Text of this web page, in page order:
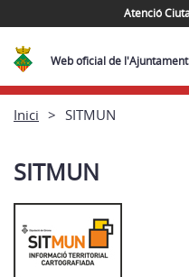
Atenció
Web oficial de
Inici SITMUN
SITMUN